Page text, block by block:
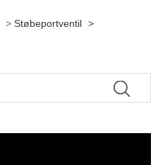
> Støbeportventil >